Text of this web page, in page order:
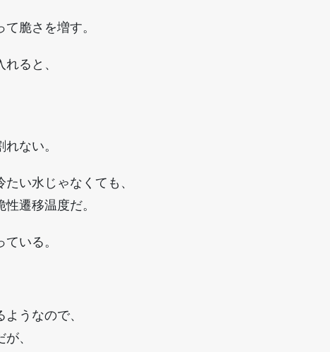
脆さを増す。
ると、
ない。
い水じゃなくても、
遷移温度だ。
いる。
うなので、
、